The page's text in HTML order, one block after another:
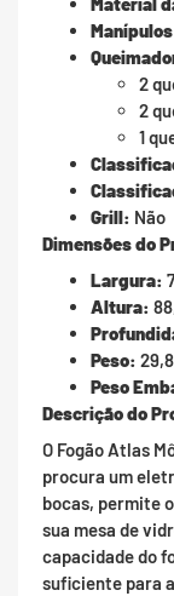
2
2
1
Grill: Não
Dimensões do
Largura:
Altura:
Peso:
Peso
Descrição do
O Fogão Atlas
procura um
bocas, permite
sua mesa de
capacidade do
suficiente para